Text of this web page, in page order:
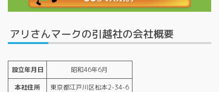
アリさんマークの引越社の会社概要
設立年月日
昭和46年6月
本社住所
東京都江戸川区松本2-34-6